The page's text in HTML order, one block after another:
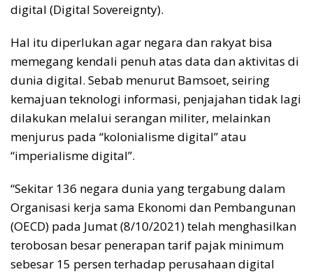
digital (Digital Sovereignty).
Hal itu diperlukan agar negara dan rakyat bisa
memegang kendali penuh atas data dan aktivitas di
dunia digital. Sebab menurut Bamsoet, seiring
kemajuan teknologi informasi, penjajahan tidak lagi
dilakukan melalui serangan militer, melainkan
menjurus pada “kolonialisme digital” atau
“imperialisme digital”.
“Sekitar 136 negara dunia yang tergabung dalam
Organisasi kerja sama Ekonomi dan Pembangunan
(OECD) pada Jumat (8/10/2021) telah menghasilkan
terobosan besar penerapan tarif pajak minimum
sebesar 15 persen terhadap perusahaan digital